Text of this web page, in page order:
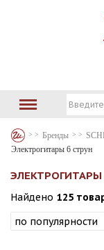
Бренды
Электрогитары 6 струн
ЭЛЕКТРОГИТАРЫ
Найдено 125